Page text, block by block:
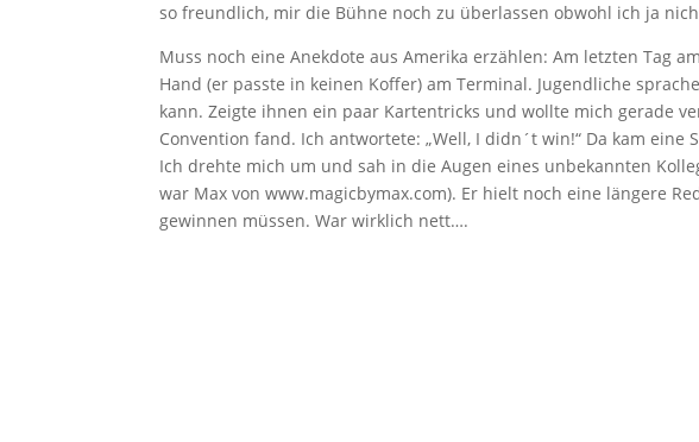
so freundlich, mir die Bühne noch zu überlassen obwohl ich ja
Muss noch eine Anekdote aus Amerika erzählen: Am letzten Tag
Hand (er passte in keinen Koffer) am Terminal. Jugendliche
kann. Zeigte ihnen ein paar Kartentricks und wollte mich gerade
Convention fand. Ich antwortete: „Well, I didn´t win!“ Da kam
Ich drehte mich um und sah in die Augen eines unbekannten
war Max von www.magicbymax.com). Er hielt noch eine längere
gewinnen müssen. War wirklich nett….